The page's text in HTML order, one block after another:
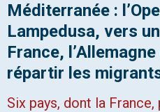
Méditerranée :
Lampedusa, vers
France,
répartir les
Six pays, dont la